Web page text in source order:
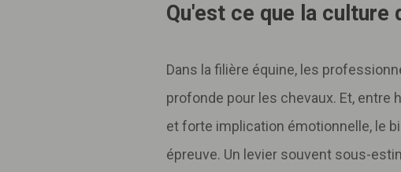
Qu'est ce que la culture
Dans la filière équine, les
profonde pour les chevaux. Et,
et forte implication émotionnelle, le
épreuve. Un levier souvent sous-